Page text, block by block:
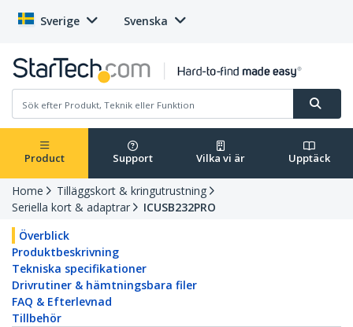
Sverige Svenska
Product Support Vilka vi är Upptäck
Home
Tilläggskort & kringutrustning
Seriella kort & adaptrar
ICUSB232PRO
Överblick
Produktbeskrivning
Tekniska specifikationer
Drivrutiner & hämtningsbara filer
FAQ & Efterlevnad
Tillbehör